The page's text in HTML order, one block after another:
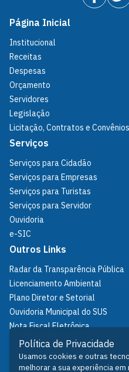
Página Inicial
Institucional
Receitas
Despesas
Orçamento
Servidores
Legislação
Licitação, Contratos e Convênios
Serviços
Serviços para Cidadão
Serviços para Empresas
Serviços para Turistas
Serviços para Servidor
Ouvidoria
e-SIC
Outros Links
Radar da Transparência Pública
Licenciamento Ambiental
Plano Diretor e Setorial
Ouvidoria Municipal do SUS
Nota Fiscal Eletrônica
IPTU
Política de Privacidade
Política de Privacidade
Usamos cookies e outras
melhorar a sua experiência